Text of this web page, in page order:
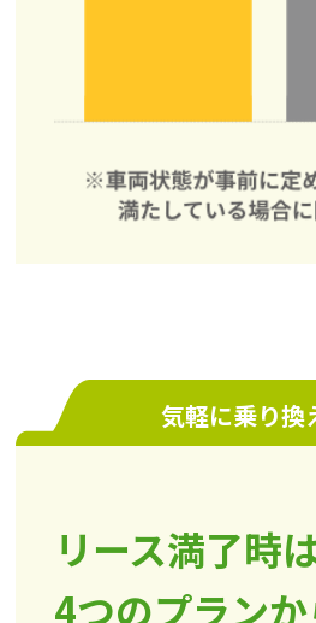
気軽に乗り換
リース満了時
4つのプランか